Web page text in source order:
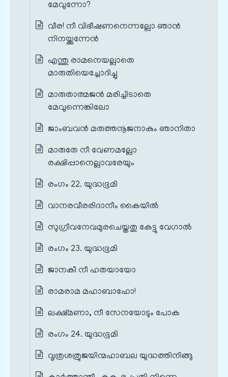
മേവുന്നോ?
വീര! നീ വിഭീഷണനെന്നല്ലോ ഞാൻ
നിനയ്ക്കുന്നേൻ
എന്തു രാമനെയല്ലാതെ
മാരുതിയെച്ചോദിച്ചു
മാരുതാത്മജൻ മരിച്ചിടാതെ
മേവുന്നെങ്കിലോ
ജാംബവൻ മരുത്തനൂജനാകും ഞാനിതാ
മാരുതേ നീ വേണമല്ലോ
രക്ഷിപ്പാനെല്ലാവരേയും
രംഗം 22. യുദ്ധഭൂമി
വാനരവീരരിദാനീം കൈയിൽ
സുഗ്രീവനേവമുരചെയ്തതു കേട്ടു വേഗാൽ
രംഗം 23. യുദ്ധഭൂമി
ജാനകീ നീ ഹതയായോ
രാമരാമ മഹാബാഹോ!
ലക്ഷ്മണാ, നീ സേനയോടും പോക
രംഗം 24. യുദ്ധഭൂമി
വൃത്രശത്രുജയിന്മഹാബല യുദ്ധത്തിനിങ്ങു